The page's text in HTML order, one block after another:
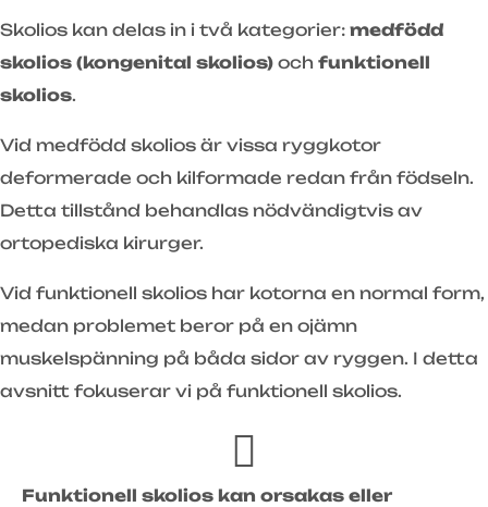
Skolios kan delas in i två kategorier: medfödd
skolios (kongenital skolios) och funktionell
skolios.
Vid medfödd skolios är vissa ryggkotor
deformerade och kilformade redan från födseln.
Detta tillstånd behandlas nödvändigtvis av
ortopediska kirurger.
Vid funktionell skolios har kotorna en normal form,
medan problemet beror på en ojämn
muskelspänning på båda sidor av ryggen. I detta
avsnitt fokuserar vi på funktionell skolios.
Funktionell skolios kan orsakas eller